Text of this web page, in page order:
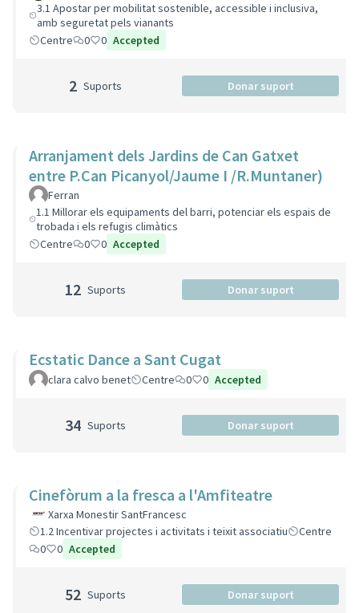
3.1 Apostar per mobilitat sostenible, accessible i inclusiva,
amb seguretat pels vianants
Centre
0 0 Accepted
2 Suports Donar suport
Arranjament dels Jardins de Can Gatxet
entre P.Can Picanyol/Jaume I /R.Muntaner)
Ferran
1.1 Millorar els equipaments del barri, potenciar els espais de
trobada i els refugis climàtics
Centre
0 0 Accepted
12 Suports Donar suport
Ecstatic Dance a Sant Cugat
clara calvo benet Centre 0 0 Accepted
34 Suports Donar suport
Cinefòrum a la fresca a l'Amfiteatre
Xarxa Monestir SantFrancesc
1.2 Incentivar projectes i activitats i teixit associatiu
Centre
0
0 Accepted
52 Suports Donar suport